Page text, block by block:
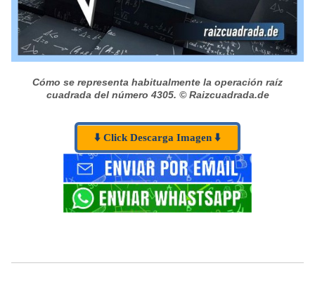
Cómo se representa habitualmente la operación raíz
cuadrada del número 4305. © Raizcuadrada.de
⬇️ Click Descarga Imagen ⬇️